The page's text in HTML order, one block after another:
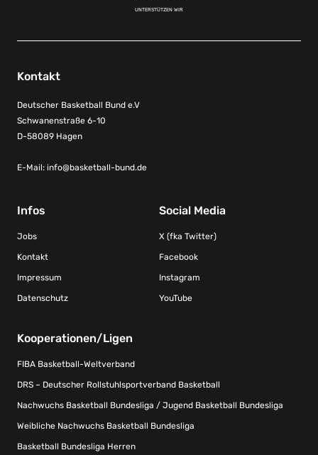
UNTERSTÜTZEN WIR
Kontakt
Deutscher Basketball Bund e.V
Schwanenstraße 6-10
D-58089 Hagen
E-Mail: info@basketball-bund.de
Infos
Jobs
Kontakt
Impressum
Datenschutz
Social Media
X (fka Twitter)
Facebook
Instagram
YouTube
Kooperationen/Ligen
FIBA Basketball-Weltverband
DRS – Deutscher Rollstuhlsportverband Basketball
Nachwuchs Basketball Bundesliga / Jugend Basketball Bundesliga
Weibliche Nachwuchs Basketball Bundesliga
Basketball Bundesliga Herren